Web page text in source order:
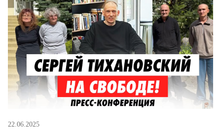
22.06.2025